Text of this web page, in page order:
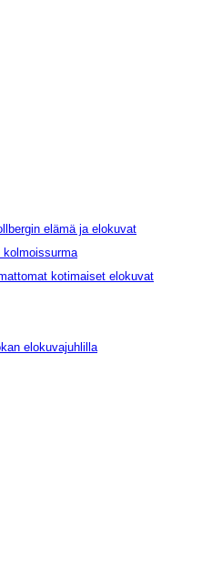
elämä ja elokuvat
kolmoissurma
kotimaiset elokuvat
elokuvajuhlilla